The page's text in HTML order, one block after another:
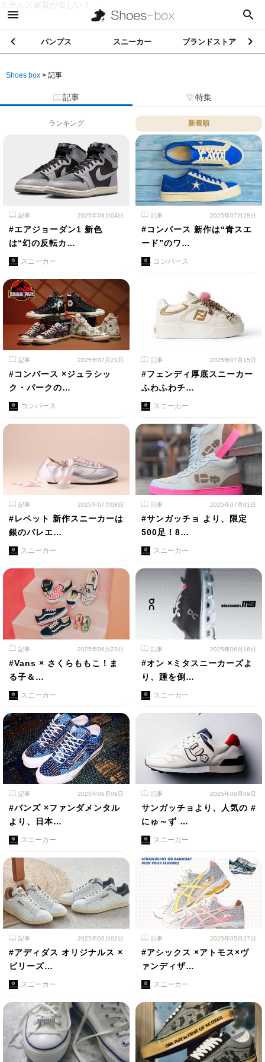
ステルス家電が楽しい！
パンプス スニーカー ブランドストア
Shoes box > 記事
記事 特集
ランキング 新着順
記事 2025年08月04日
#エアジョーダン1 新色
は“幻の反転カ…
スニーカー
記事 2025年07月28日
#コンバース 新作は“青スエ
ード”のワ…
コンバース
記事 2025年07月21日
#コンバース ×ジュラシッ
ク・パークの…
コンバース
記事 2025年07月15日
#フェンディ厚底スニーカー
ふわふわチ…
スニーカー
記事 2025年07月08日
#レペット 新作スニーカーは
銀のバレエ…
スニーカー
記事 2025年07月01日
#サンガッチョ より、限定
500足！8…
スニーカー
記事 2025年06月23日
#Vans × さくらももこ！ま
る子＆…
スニーカー
記事 2025年06月16日
#オン ×ミタスニーカーズよ
り、踵を倒…
スニーカー
記事 2025年06月09日
#バンズ ×ファンダメンタル
より、日本…
スニーカー
記事 2025年06月09日
サンガッチョより、人気の #
にゅ～ず …
スニーカー
記事 2025年06月02日
#アディダス オリジナルス ×
ビリーズ…
スニーカー
記事 2025年05月27日
#アシックス ×アトモス×ヴ
ァンディザ…
スニーカー